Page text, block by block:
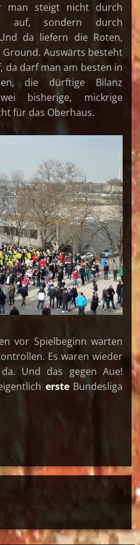
man steigt nicht durch
auf, sondern durch
da liefern die Roten,
Auswärts besteht
da darf man am besten in
die dürftige Bilanz
bisherige, mickrige
für das Oberhaus.
vor Spielbeginn warten
Es waren wieder
Und das gegen Aue!
ersteBundesliga